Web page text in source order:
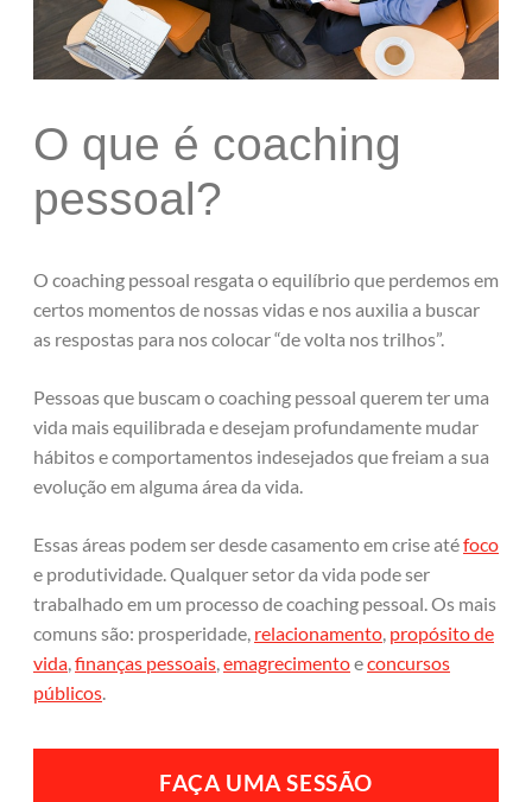
O que é coaching
pessoal?
O coaching pessoal resgata o equilíbrio que perdemos em
certos momentos de nossas vidas e nos auxilia a buscar
as respostas para nos colocar “de volta nos trilhos”.
Pessoas que buscam o coaching pessoal querem ter uma
vida mais equilibrada e desejam profundamente mudar
hábitos e comportamentos indesejados que freiam a sua
evolução em alguma área da vida.
Essas áreas podem ser desde casamento em crise atéfoco
e produtividade. Qualquer setor da vida pode ser
trabalhado em um processo de coaching pessoal. Os mais
comuns são: prosperidade, relacionamento, propósito de
vida,finanças pessoais,emagrecimentoeconcursos
públicos.
FAÇA UMASESSÃO